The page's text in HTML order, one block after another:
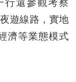
還參觀考察
遊線路，實地
濟等業態模式